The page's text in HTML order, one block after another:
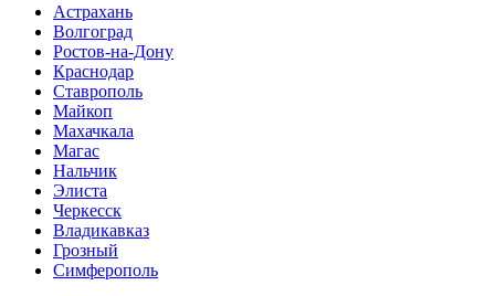
Астрахань
Волгоград
Ростов-на-Дону
Краснодар
Ставрополь
Майкоп
Махачкала
Магас
Нальчик
Элиста
Черкесск
Владикавказ
Грозный
Симферополь